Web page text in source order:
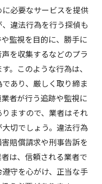
必要なサービスを提供
違法行為を行う探偵も
監視を目的に、勝手に
を収集するなどのプラ
。このような行為は、
あり、厳しく取り締ま
者が行う追跡や監視に
ますので、業者はそれ
切でしょう。違法行為
賠償請求や刑事告訴を
は、信頼される業者で
守を心がけ、正当な手